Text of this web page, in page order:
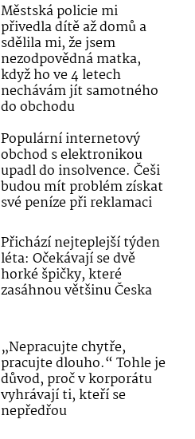
Městská policie mi
přivedla dítě až domů a
sdělila mi, že jsem
nezodpovědná matka,
když ho ve 4 letech
nechávám jít samotného
do obchodu
Populární internetový
obchod s elektronikou
upadl do insolvence. Češi
budou mít problém získat
své peníze při reklamaci
Přichází nejteplejší týden
léta: Očekávají se dvě
horké špičky, které
zasáhnou většinu Česka
„Nepracujte chytře,
pracujte dlouho.“ Tohle je
důvod, proč v korporátu
vyhrávají ti, kteří se
nepředřou